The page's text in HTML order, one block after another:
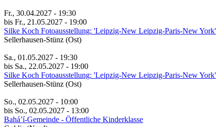
Fr., 30.04.2027 - 19:30
bis Fr., 21.05.2027 - 19:00
Silke Koch Fotoausstellung: 'Leipzig-New Leipzig-Paris-New York'
Sellerhausen-Stünz (Ost)
Sa., 01.05.2027 - 19:30
bis Sa., 22.05.2027 - 19:00
Silke Koch Fotoausstellung: 'Leipzig-New Leipzig-Paris-New York'
Sellerhausen-Stünz (Ost)
So., 02.05.2027 - 10:00
bis So., 02.05.2027 - 13:00
Bahá’í-Gemeinde - Öffentliche Kinderklasse